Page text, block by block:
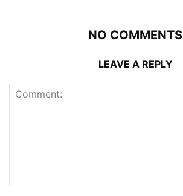
NO COMMENTS
LEAVE A REPLY